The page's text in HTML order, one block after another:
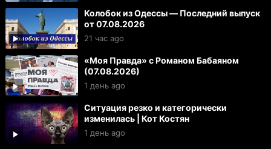
Колобок из Одессы — Последний выпуск
от 07.08.2026
21 час ago
«Моя Правда» с Романом Бабаяном
(07.08.2026)
1 день ago
Ситуация резко и категорически
изменилась | Кот Костян
1 день ago